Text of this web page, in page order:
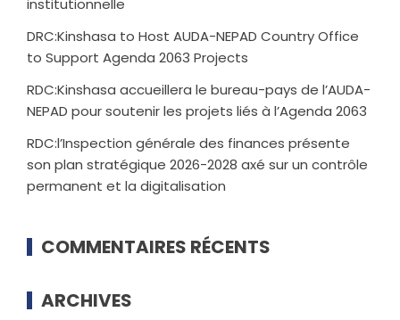
institutionnelle
DRC:Kinshasa to Host AUDA-NEPAD Country Office
to Support Agenda 2063 Projects
RDC:Kinshasa accueillera le bureau-pays de l’AUDA-
NEPAD pour soutenir les projets liés à l’Agenda 2063
RDC:l’Inspection générale des finances présente
son plan stratégique 2026-2028 axé sur un contrôle
permanent et la digitalisation
COMMENTAIRES RÉCENTS
ARCHIVES